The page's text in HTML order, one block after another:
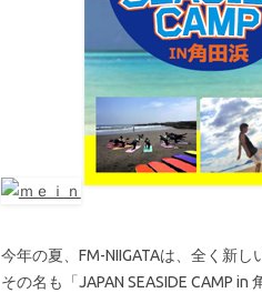
今年の夏、FM-NIIGATAは、全く新し
その名も「JAPAN SEASIDE CAMP in